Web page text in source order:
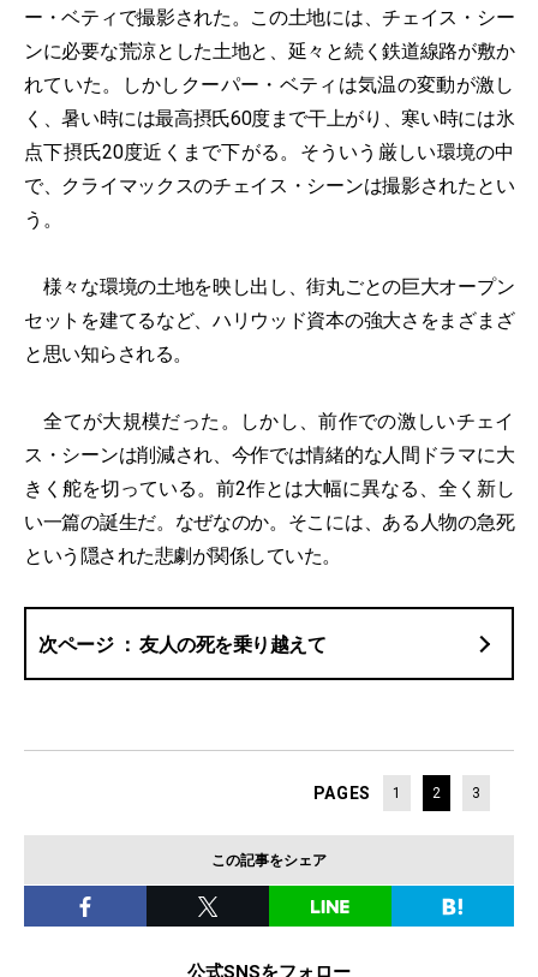
ー・ベティで撮影された。この土地には、チェイス・シー
ンに必要な荒涼とした土地と、延々と続く鉄道線路が敷か
れていた。しかしクーパー・ベティは気温の変動が激し
く、暑い時には最高摂氏60度まで干上がり、寒い時には氷
点下摂氏20度近くまで下がる。そういう厳しい環境の中
で、クライマックスのチェイス・シーンは撮影されたとい
う。
様々な環境の土地を映し出し、街丸ごとの巨大オープン
セットを建てるなど、ハリウッド資本の強大さをまざまざ
と思い知らされる。
全てが大規模だった。しかし、前作での激しいチェイ
ス・シーンは削減され、今作では情緒的な人間ドラマに大
きく舵を切っている。前2作とは大幅に異なる、全く新し
い一篇の誕生だ。なぜなのか。そこには、ある人物の急死
という隠された悲劇が関係していた。
友人の死を乗り越えて
PAGES 1 2 3
この記事をシェア